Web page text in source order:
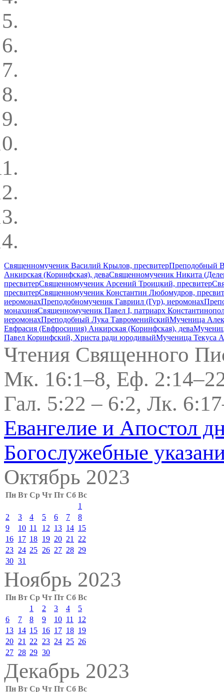
Священномученик Василий Крылов, пресвитерПреподобный
Анкирская (Коринфская), деваСвященномученик Никита
пресвитерСвященномученик Арсений Троицкий, пресвитер
пресвитерСвященномученик Константин Любомудров,
иеромонахПреподобномученик Гавриил (Гур), иеромонах
монахиняСвященномученик Павел I, патриарх
иеромонахПреподобный Лука ТавроменийскийМученица
Евфрасия (Евфросиния) Анкирская (Коринфская), дева
Павел Коринфский, Христа ради юродивыйМученица Текуса
Чтения Священного
Мк. 16:1–8, Еф.
Гал. 5:22 – 6:2, Лк.
Евангелие и Апостол
Богослужебные
Октябрь 2023
Пн Вт Ср Чт Пт Сб Вс
1
2
3 4 5 6 7
8
9
10 11 12 13 14 15
16 17 18 19 20 21
22
23 24 25 26 27 28 29
30 31
Ноябрь 2023
Пн Вт Ср Чт Пт Сб Вс
1
2 3 4
5
6
7 8 9 10 11
12
13 14 15 16 17 18 19
20 21 22 23 24 25 26
27 28 29 30
Декабрь 2023
Пн Вт Ср Чт Пт Сб Вс